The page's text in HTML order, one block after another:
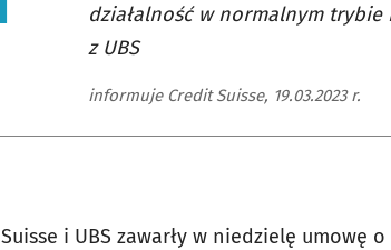
działalność w normalnym trybie
z UBS
informuje Credit Suisse, 19.03.2023 r.
i UBS zawarły w niedzielę umowę